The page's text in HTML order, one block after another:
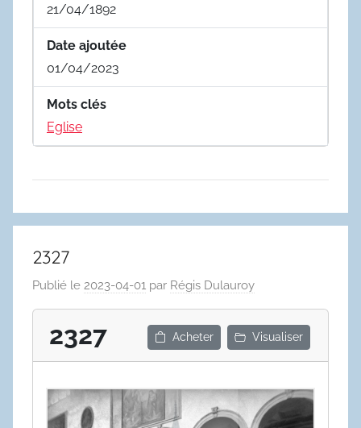
21/04/1892
Date ajoutée
01/04/2023
Mots clés
Eglise
2327
Publié le 2023-04-01 par Régis Dulauroy
2327 Acheter Visualiser